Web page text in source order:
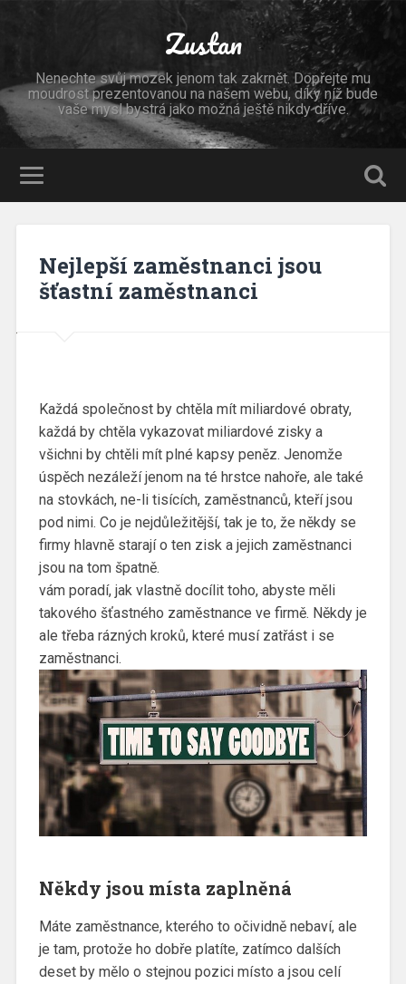
Zustan
Nenechte svůj mozek jenom tak zakrnět. Dopřejte mu
moudrost prezentovanou na našem webu, díky níž bude
vaše mysl bystrá jako možná ještě nikdy dříve.
Nejlepší zaměstnanci jsou
šťastní zaměstnanci
Každá společnost by chtěla mít miliardové obraty,
každá by chtěla vykazovat miliardové zisky a
všichni by chtěli mít plné kapsy peněz. Jenomže
úspěch nezáleží jenom na té hrstce nahoře, ale také
na stovkách, ne-li tisících, zaměstnanců, kteří jsou
pod nimi. Co je nejdůležitější, tak je to, že někdy se
firmy hlavně starají o ten zisk a jejich zaměstnanci
jsou na tom špatně.
vám poradí, jak vlastně docílit toho, abyste měli
takového šťastného zaměstnance ve firmě. Někdy je
ale třeba rázných kroků, které musí zatřást i se
zaměstnanci.
Někdy jsou místa zaplněná
Máte zaměstnance, kterého to očividně nebaví, ale
je tam, protože ho dobře platíte, zatímco dalších
deset by mělo o stejnou pozici místo a jsou celí